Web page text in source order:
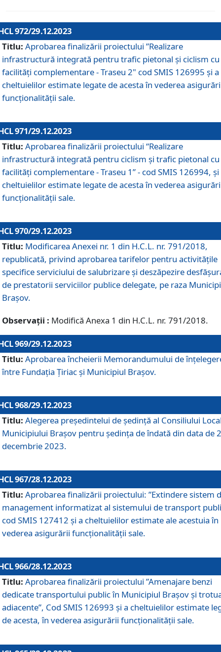
972/29.12.2023
Titlu: Aprobarea finalizării proiectului ”Realizare
infrastructură integrată pentru trafic pietonal și ciclism cu
facilități complementare - Traseu 2" cod SMIS 126995 și a
cheltuielilor estimate legate de acesta în vederea
funcționalității sale.
971/29.12.2023
Titlu: Aprobarea finalizării proiectului “Realizare
infrastructură integrată pentru ciclism şi trafic pietonal cu
facilităţi complementare - Traseu 1” - cod SMIS 126994, și
cheltuielilor estimate legate de acesta în vederea
funcționalității sale.
970/29.12.2023
Titlu: Modificarea Anexei nr. 1 din H.C.L. nr. 791/2018,
republicată, privind aprobarea tarifelor pentru activitățile
specifice serviciului de salubrizare și deszăpezire
de prestatorii serviciilor publice delegate, pe raza
Brașov.
Observații : Modifică Anexa 1 din H.C.L. nr. 791/2018.
969/29.12.2023
Titlu: Aprobarea încheierii Memorandumului de
între Fundația Țiriac și Municipiul Brașov.
968/29.12.2023
Titlu: Alegerea preşedintelui de şedinţă al Consiliului
Municipiului Braşov pentru ședința de îndată din data de
decembrie 2023.
967/28.12.2023
Titlu: Aprobarea finalizării proiectului: ”Extindere sistem
management informatizat al sistemului de transport
cod SMIS 127412 și a cheltuielilor estimate ale acestuia în
vederea asigurării funcționalității sale.
966/28.12.2023
Titlu: Aprobarea finalizării proiectului ”Amenajare benzi
dedicate transportului public în Municipiul Brașov şi
adiacente”, Cod SMIS 126993 și a cheltuielilor estimate
de acesta, în vederea asigurării funcționalității sale.